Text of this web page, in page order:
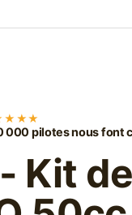
000 pilotes nous font
Kit